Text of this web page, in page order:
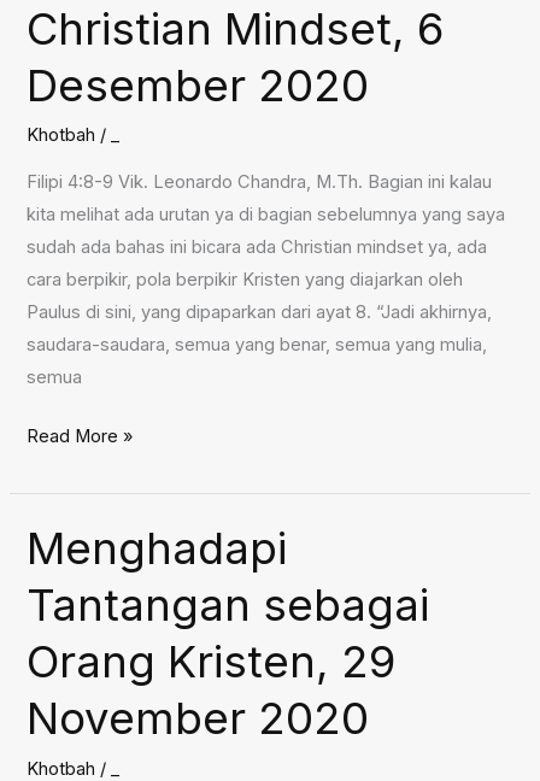
Desember
2020
Christian Mindset, 6
Desember 2020
Khotbah /
Filipi 4:8-9 Vik. Leonardo Chandra, M.Th. Bagian ini kalau
kita melihat ada urutan ya di bagian sebelumnya yang saya
sudah ada bahas ini bicara ada Christian mindset ya, ada
cara berpikir, pola berpikir Kristen yang diajarkan oleh
Paulus di sini, yang dipaparkan dari ayat 8. “Jadi akhirnya,
saudara-saudara, semua yang benar, semua yang mulia,
semua
Christian
6
Desember
2020
Read More »
Menghadapi
Tantangan sebagai
Orang Kristen, 29
November 2020
Khotbah /